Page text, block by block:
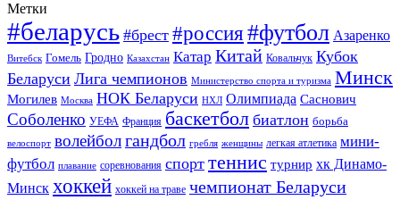
Метки
#беларусь #брест #россия#футбол Азаренко
Витебск Гомель Гродно Казахстан Катар Китай Ковальчук Кубок
Беларуси Лига чемпионов Министерство спорта и туризма Минск
Могилев Москва НОК Беларуси НХЛ Олимпиада Саснович
Соболенко УЕФА Франция баскетбол биатлон борьба
велоспорт волейболгандбол гребля женщины легкая атлетика мини-
футбол плавание соревнования спорт теннис турнир хк Динамо-
Минск хоккей хоккей на траве чемпионат Беларуси